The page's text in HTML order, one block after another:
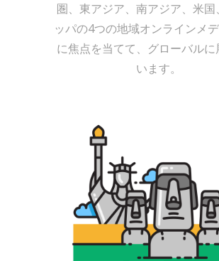
圏、東アジア、南アジア、米国
ッパの4つの地域オンラインメ
に焦点を当てて、グローバルに
います。